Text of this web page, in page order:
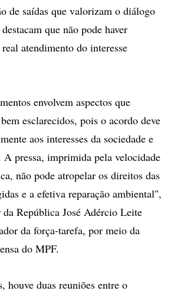
de saídas que valorizam o diálogo
que não pode haver
atendimento do interesse
envolvem aspectos que
esclarecidos, pois o acordo deve
aos interesses da sociedade e
pressa, imprimida pela velocidade
não pode atropelar os direitos das
e a efetiva reparação ambiental",
República José Adércio Leite
da força-tarefa, por meio da
do MPF.
houve duas reuniões entre o